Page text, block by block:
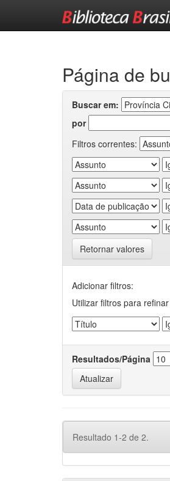
Página de
Buscar em:
por
Filtros correntes:
Retornar valores
Adicionar filtros:
Utilizar filtros para
Resultados/Página
Resultado 1-2 de 2.